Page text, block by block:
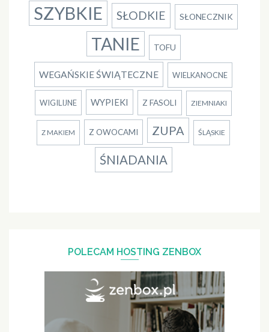
SZYBKIE SŁODKIE SŁONECZNIK
TANIE TOFU
WEGAŃSKIE ŚWIĄTECZNE WIELKANOCNE
WIGILIJNE WYPIEKI Z FASOLI ZIEMNIAKI
Z MAKIEM Z OWOCAMI ZUPA ŚLĄSKIE
ŚNIADANIA
POLECAM HOSTING ZENBOX